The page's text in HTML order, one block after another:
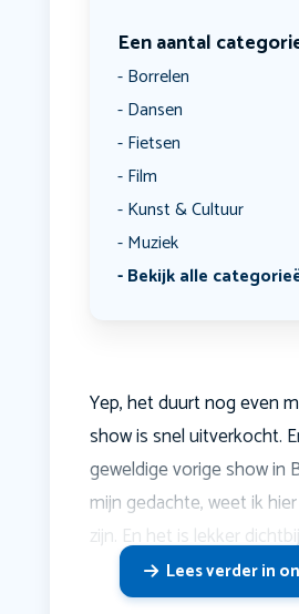
Een aantal
Borrelen
Dansen
Fietsen
Film
Kunst & Cultuur
Muziek
Bekijk alle
Yep, het duurt nog even
show is snel uitverkocht.
geweldige vorige show in
mijn gedachte, weet ik
zijn. En het is lekker
Lees verder in